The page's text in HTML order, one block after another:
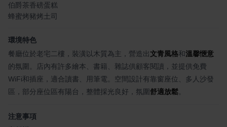
伯爵茶香磅蛋糕
蜂蜜烤豬烤土司
環境特色
餐廳位於老宅二樓，裝潢以木質為主，營造出文青風格和溫馨愜意
的氛圍。店內有許多繪本、書籍、雜誌供顧客閱讀，並提供免費
WiFi和插座，適合讀書、用筆電。空間設計有靠窗座位、多人沙發
區，部分座位區有陽台，整體採光良好，氛圍舒適放鬆
注意事項